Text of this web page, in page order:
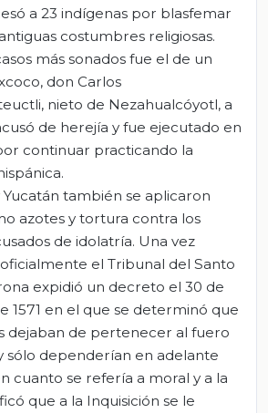
a 23 indígenas por blasfemar
costumbres religiosas.
más sonados fue el de un
don Carlos
nieto de Nezahualcóyotl, a
de herejía y fue ejecutado en
continuar practicando la
Yucatán también se aplicaron
azotes y tortura contra los
de idolatría. Una vez
el Tribunal del Santo
expidió un decreto el 30 de
1571 en el que se determinó que
dejaban de pertenecer al fuero
sólo dependerían en adelante
cuanto se refería a moral y a la
que a la Inquisición se le